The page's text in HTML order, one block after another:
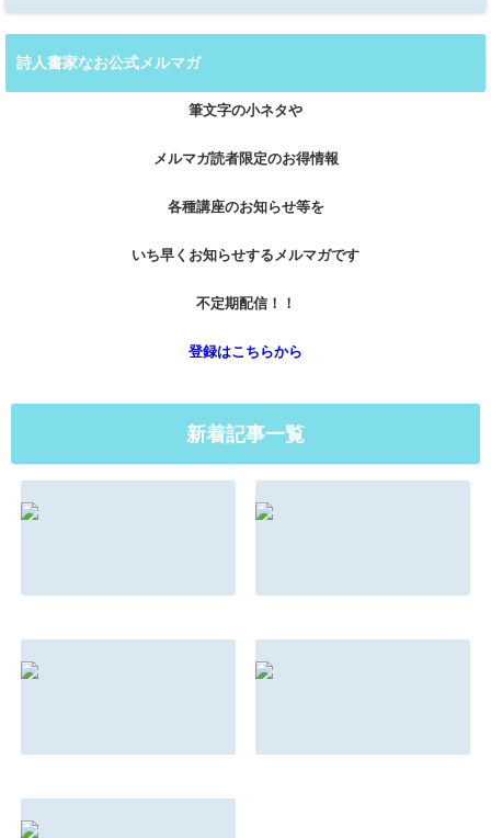
詩人書家なお公式メルマガ
筆文字の小ネタや
メルマガ読者限定のお得情報
各種講座のお知らせ等を
いち早くお知らせするメルマガです
不定期配信！！
登録はこちらから
新着記事一覧
2022.08.31
はどう対応する？
2022.08.31
2022.08.31